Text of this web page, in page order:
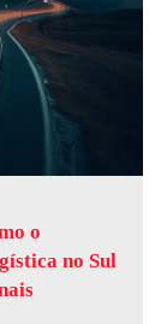
o
no Sul